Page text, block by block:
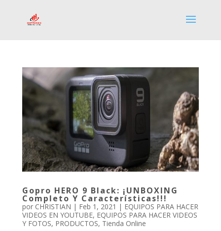
Gopro HERO 9 Black: ¡UNBOXING
Completo Y Características!!!
por CHRISTIAN | Feb 1, 2021 | EQUIPOS PARA HACER
VIDEOS EN YOUTUBE, EQUIPOS PARA HACER VIDEOS
Y FOTOS, PRODUCTOS, Tienda Online